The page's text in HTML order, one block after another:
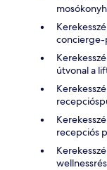
útvonal a
recepciós